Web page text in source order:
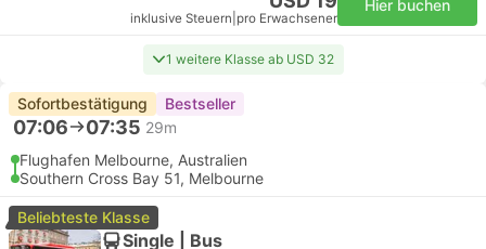
inklusive Steuern pro Erwachsener
Hier buchen
1 weitere Klasse ab USD 32
Sofortbestätigung Bestseller
07:06 07:35 29m
Flughafen Melbourne, Australien
Southern Cross Bay 51, Melbourne
Beliebteste Klasse
Single | Bus